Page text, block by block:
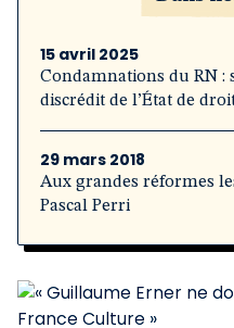
15 avril 2025
Condamnations du RN :
discrédit de l’État de
29 mars 2018
Aux grandes réformes
Pascal Perri